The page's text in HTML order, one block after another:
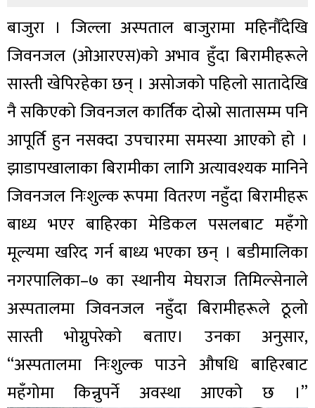
बाजुरा । जिल्ला अस्पताल बाजुरामा महिनौँदेखि
जिवनजल (ओआरएस)को अभाव हुँदा बिरामीहरूले
सास्ती खेपिरहेका छन् । असोजको पहिलो सातादेखि
नै सकिएको जिवनजल कार्तिक दोस्रो सातासम्म पनि
आपूर्ति हुन नसक्दा उपचारमा समस्या आएको हो ।
झाडापखालाका बिरामीका लागि अत्यावश्यक मानिने
जिवनजल निःशुल्क रूपमा वितरण नहुँदा बिरामीहरू
बाध्य भएर बाहिरका मेडिकल पसलबाट महँगो
मूल्यमा खरिद गर्न बाध्य भएका छन् । बडीमालिका
नगरपालिका–७ का स्थानीय मेघराज तिमिल्सेनाले
अस्पतालमा जिवनजल नहुँदा बिरामीहरूले ठूलो
सास्ती भोग्नुपरेको बताए। उनका अनुसार,
“अस्पतालमा निःशुल्क पाउने औषधि बाहिरबाट
महँगोमा किन्नुपर्ने अवस्था आएको छ ।”